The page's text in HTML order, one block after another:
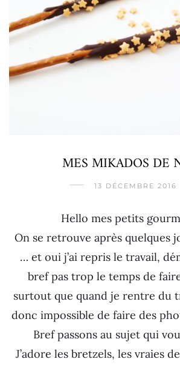
MES MIKADOS DE
13 DÉCEMBRE 2016
Hello mes petits
On se retrouve après quelques
… et oui j’ai repris le travail,
bref pas trop le temps de
surtout que quand je rentre du
donc impossible de faire des
Bref passons au sujet qui
J’adore les bretzels, les vraies